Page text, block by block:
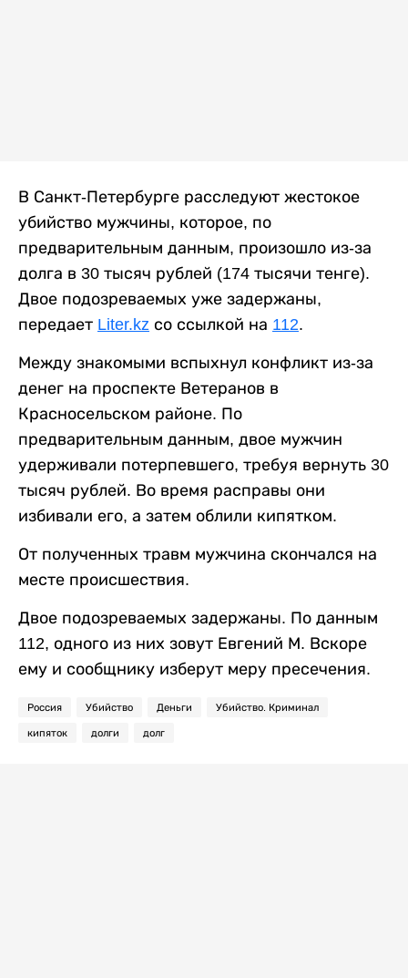
В Санкт-Петербурге расследуют жестокое
убийство мужчины, которое, по
предварительным данным, произошло из-за
долга в 30 тысяч рублей (174 тысячи тенге).
Двое подозреваемых уже задержаны,
передает Liter.kz со ссылкой на 112.
Между знакомыми вспыхнул конфликт из-за
денег на проспекте Ветеранов в
Красносельском районе. По
предварительным данным, двое мужчин
удерживали потерпевшего, требуя вернуть 30
тысяч рублей. Во время расправы они
избивали его, а затем облили кипятком.
От полученных травм мужчина скончался на
месте происшествия.
Двое подозреваемых задержаны. По данным
112, одного из них зовут Евгений М. Вскоре
ему и сообщнику изберут меру пресечения.
Россия Убийство Деньги Убийство. Криминал
кипяток долги долг